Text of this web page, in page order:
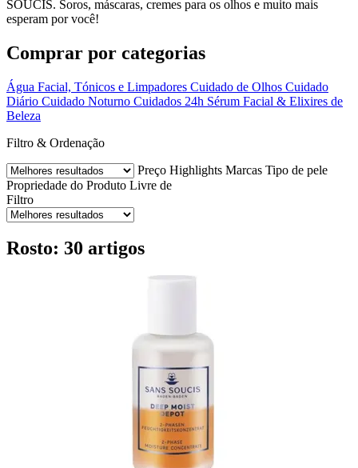
SOUCIS. Soros, máscaras, cremes para os olhos e muito mais
esperam por você!
Comprar por categorias
Água Facial, Tónicos e Limpadores Cuidado de Olhos Cuidado
Diário Cuidado Noturno Cuidados 24h Sérum Facial & Elixires de
Beleza
Filtro & Ordenação
Preço Highlights Marcas Tipo de pele
Propriedade do Produto Livre de
Filtro
Rosto: 30 artigos